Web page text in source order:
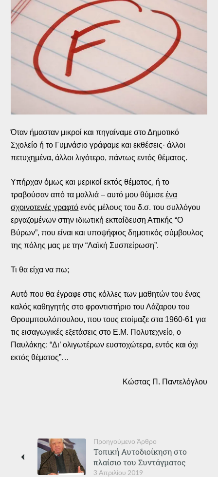
Όταν ήμασταν μικροί και πηγαίναμε στο Δημοτικό
Σχολείο ή το Γυμνάσιο γράφαμε και εκθέσεις· άλλοι
πετυχημένα, άλλοι λιγότερο, πάντως εντός θέματος.
Υπήρχαν όμως και μερικοί εκτός θέματος, ή το
τραβούσαν από τα μαλλιά – αυτό μου θύμισεένα
σχοινοτενές γραφτό ενός μέλους του δ.σ. του συλλόγου
εργαζομένων στην ιδιωτική εκπαίδευση Αττικής “Ο
Βύρων”, που είναι και υποψήφιος δημοτικός σύμβουλος
της πόλης μας με την “Λαϊκή Συσπείρωση”.
Τι θα είχα να πω;
Αυτό που θα έγραφε στις κόλλες των μαθητών του ένας
καλός καθηγητής στο φροντιστήριο του Λάζαρου του
Θρουμπουλόπουλου, που τους ετοίμαζε στα 1960-61 για
τις εισαγωγικές εξετάσεις στο Ε.Μ. Πολυτεχνείο, ο
Παυλάκης: “Δι’ ολιγωτέρων ευστοχώτερα, εντός και όχι
εκτός θέματος”…
Κώστας Π. Παντελόγλου
Προηγούμενο Άρθρο
3 Απριλίου 2019
Τοπική Αυτοδιοίκηση στο
πλαίσιο του Συντάγματος